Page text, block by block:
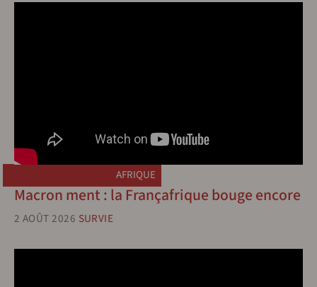
AFRIQUE
Macron ment : la Françafrique bouge encore
2 AOÛT 2026 SURVIE